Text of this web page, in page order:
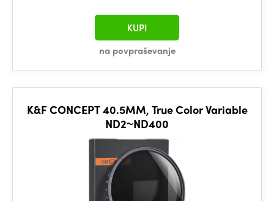
na povpraševanje
KUPI
K&F CONCEPT 40.5MM, True Color Variable
ND2~ND400